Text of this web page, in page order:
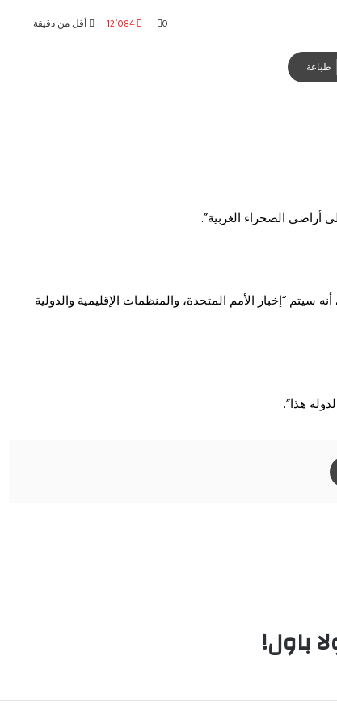
0 12٬084 أقل من دقيقة
طباعة
أراضي الصحراء الغربية”.
“إخبار الأمم المتحدة، والمنظمات الإقليمية والدولية
هذا”.
باول!